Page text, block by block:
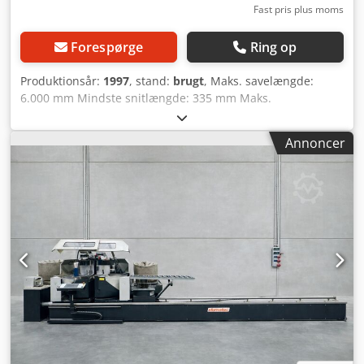
Fast pris plus moms
Forespørge Ring op
Produktionsår: 1997, stand: brugt, Maks. savelængde:
6.000 mm Mindste snitlængde: 335 mm Maks.
savklingediameter: 550 mm Automatisk
længdepositionering via E 255 styring Drejning indvendigt
og udvendigt: 22,5° - 90° - 140° Cjdpfxowmdx Rs Akajrf
Vinkling mellem 45 og 90 grader Digitale vinkelvisninger
Medfølgende rullebane
Minimumsmængdesprøjteanordning God stand
Annoncer